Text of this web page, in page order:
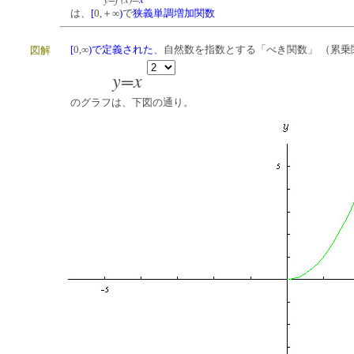
は、 [0,＋∞)で狭義単調増加関数
図解 [0,∞)で定義された 、自然数を指数とする「べき関数」 （累
y=x
のグラフは、下図の通り。